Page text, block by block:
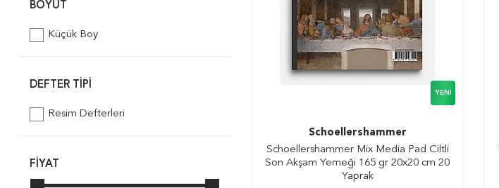
BOYUT
Küçük Boy
DEFTER TIPI
Resim Defterleri
FIYAT
YENI
Schoellershammer
Schoellershammer Mix Media Pad Ciltli
Son Akşam Yemeği 165 gr 20x20 cm 20
Yaprak